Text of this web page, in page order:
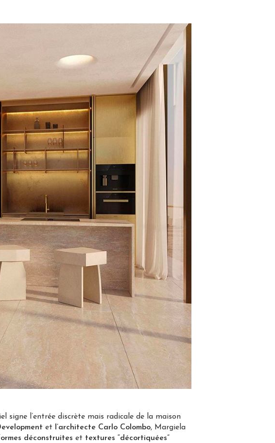
signe l’entrée discrète mais radicale de la maison
et l’architecte Carlo Colombo, Margiela
déconstruites et textures “décortiquées”